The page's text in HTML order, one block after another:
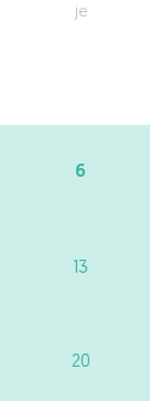
je
6
13
20